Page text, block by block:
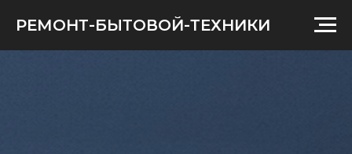
РЕМОНТ-БЫТОВОЙ-ТЕХНИКИ